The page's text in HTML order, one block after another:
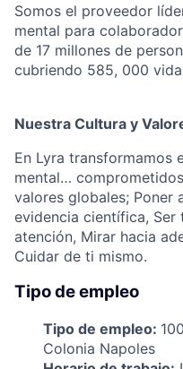
Somos el proveedor
mental para
de 17 millones de
cubriendo 585, 000
Nuestra Cultura y
En Lyra transformamos
mental…
valores globales; Poner
evidencia científica, Ser
atención, Mirar hacia
Cuidar de ti mismo.
Tipo de empleo
Tipo de empleo:
Colonia Napoles